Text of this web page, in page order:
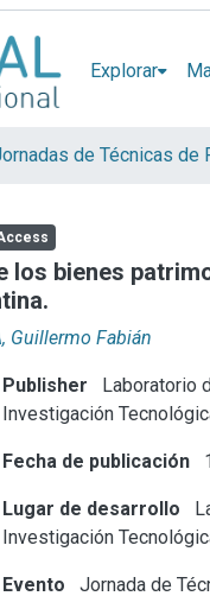
Explorar
bienes
Guillermo Fabián
Publisher
Laboratorio
Investigación
Fecha de publicación
Lugar de desarrollo
Investigación
Evento Jornada de